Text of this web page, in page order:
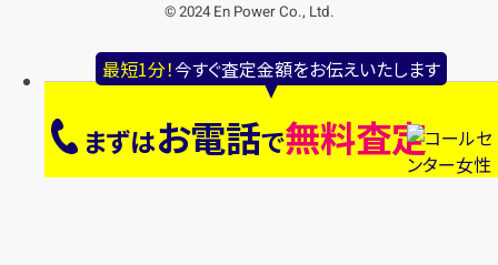
最短1分！今すぐ査定金額をお伝えいたします
まずはお電話で無料査定
© 2024 En Power Co., Ltd.